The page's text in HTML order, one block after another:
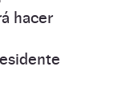
hacer